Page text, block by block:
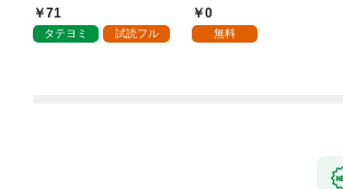
ていただきます！
71
タテヨミ 試読フル
0
無料